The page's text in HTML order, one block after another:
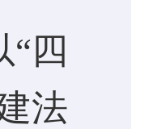
四
法